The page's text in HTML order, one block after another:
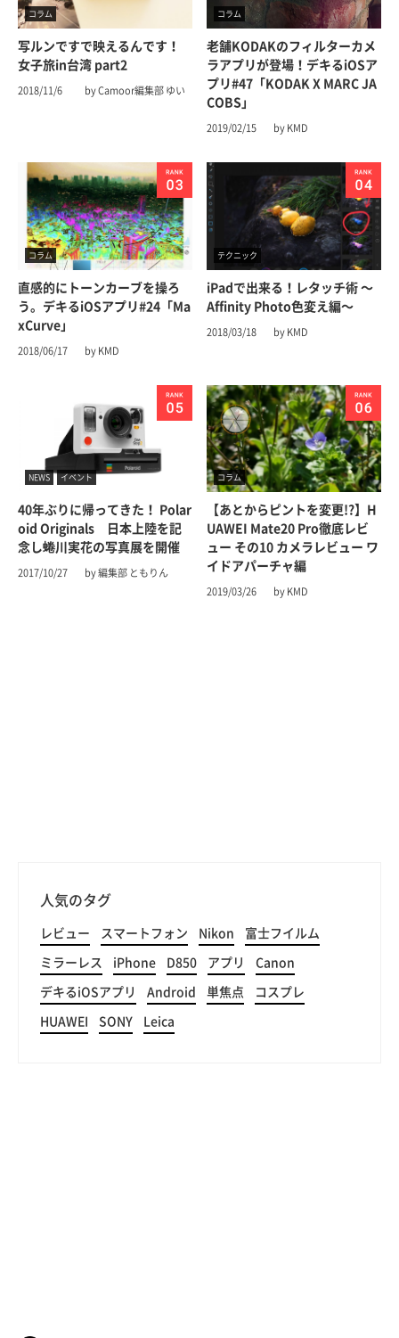
コラム
写ルンですで映えるんです！
女子旅in台湾 part2
2018/11/6 by Camoor編集部 ゆい
コラム
老舗KODAKのフィルターカメ
ラアプリが登場！デキるiOSア
プリ#47「KODAK X MARC JA
COBS」
2019/02/15 by KMD
コラム
直感的にトーンカーブを操ろ
う。デキるiOSアプリ#24「Ma
xCurve」
2018/06/17 by KMD
テクニック
iPadで出来る！レタッチ術 〜
Affinity Photo色変え編〜
2018/03/18 by KMD
NEWS イベント
40年ぶりに帰ってきた！ Polar
oid Originals 日本上陸を記
念し蜷川実花の写真展を開催
2017/10/27 by 編集部 ともりん
コラム
【あとからピントを変更!?】H
UAWEI Mate20 Pro徹底レビ
ュー その10 カメラレビュー ワ
イドアパーチャ編
2019/03/26 by KMD
人気のタグ
レビュー スマートフォン Nikon 富士フイルム
ミラーレス iPhone D850 アプリ Canon
デキるiOSアプリ Android 単焦点 コスプレ
HUAWEI SONY Leica